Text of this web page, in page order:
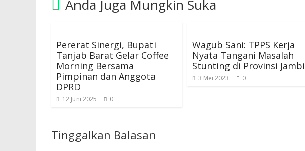
Anda Juga Mungkin Suka
Pererat Sinergi, Bupati
Tanjab Barat Gelar Coffee
Morning Bersama
Pimpinan dan Anggota
DPRD
12 Juni 2025 0
Wagub Sani: TPPS Kerja
Nyata Tangani Masalah
Stunting di Provinsi Jambi
3 Mei 2023 0
Tinggalkan Balasan